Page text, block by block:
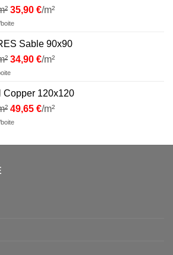
35,90 €/m²
Sable 90x90
34,90 €/m²
Copper 120x120
49,65 €/m²